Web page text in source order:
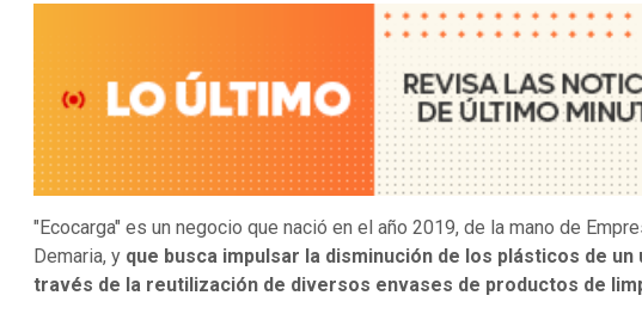
"Ecocarga" es un negocio que nació en el año 2019, de la mano de
Demaria, y que busca impulsar la disminución de los plásticos de un
través de la reutilización de diversos envases de productos de